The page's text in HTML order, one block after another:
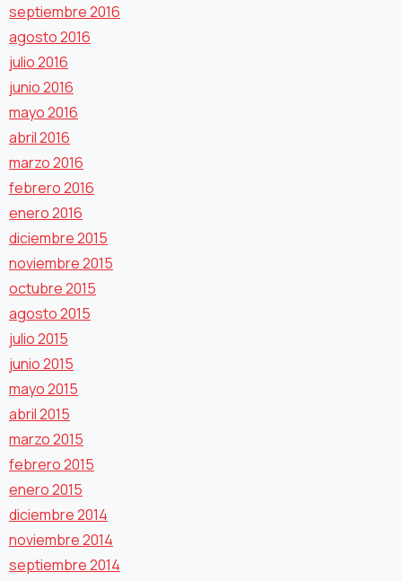
septiembre 2016
agosto 2016
julio 2016
junio 2016
mayo 2016
abril 2016
marzo 2016
febrero 2016
enero 2016
diciembre 2015
noviembre 2015
octubre 2015
agosto 2015
julio 2015
junio 2015
mayo 2015
abril 2015
marzo 2015
febrero 2015
enero 2015
diciembre 2014
noviembre 2014
septiembre 2014